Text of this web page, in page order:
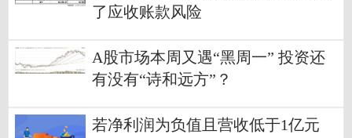
了应收账款风险
A股市场本周又遇“黑周一” 投资还
有没有“诗和远方”？
若净利润为负值且营收低于1亿元